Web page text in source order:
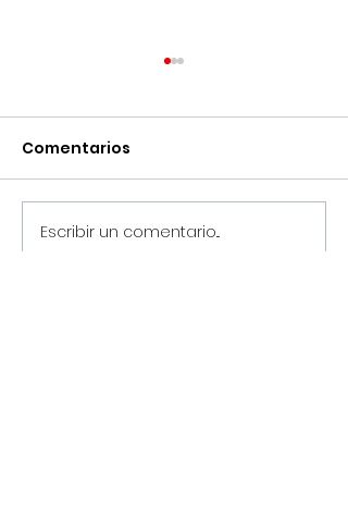
¡Pretemporada
Comentarios
Escribir un comentario...